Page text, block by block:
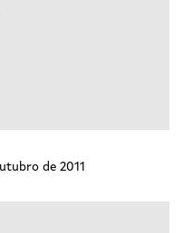
de 2011